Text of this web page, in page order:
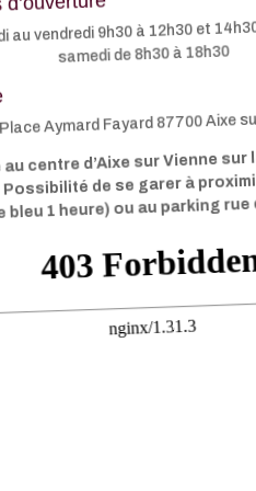
au vendredi 9h30 à 12h30 et
samedi de 8h30 à 18h30
Aymard Fayard 87700 Aixe
centre d’Aixe sur Vienne sur
Possibilité de se garer à
bleu 1 heure) ou au parking